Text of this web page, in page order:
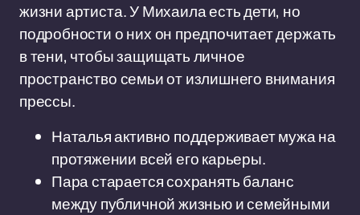
жизни артиста. У Михаила есть дети, но
подробности о них он предпочитает держать
в тени, чтобы защищать личное
пространство семьи от излишнего внимания
прессы.
Наталья активно поддерживает мужа на
протяжении всей его карьеры.
Пара старается сохранять баланс
между публичной жизнью и семейными